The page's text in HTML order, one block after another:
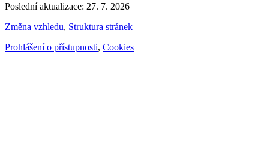
Poslední aktualizace: 27. 7. 2026
Změna vzhledu, Struktura stránek
Prohlášení o přístupnosti, Cookies